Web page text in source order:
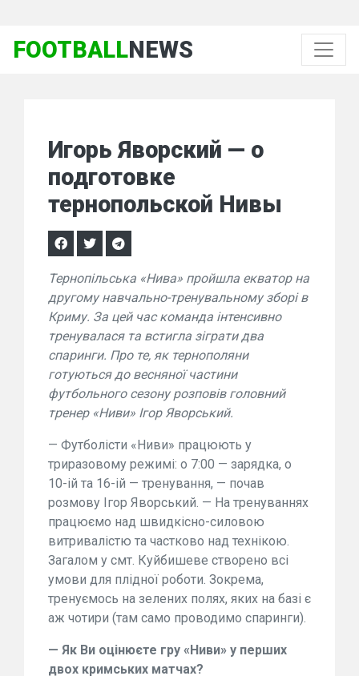
FOOTBALLNEWS
Игорь Яворский — о
подготовке
тернопольской Нивы
Тернопільська «Нива» пройшла екватор на
другому навчально-тренувальному зборі в
Криму. За цей час команда інтенсивно
тренувалася та встигла зіграти два
спаринги. Про те, як тернополяни
готуються до весняної частини
футбольного сезону розповів головний
тренер «Ниви» Ігор Яворський.
— Футболісти «Ниви» працюють у
триразовому режимі: о 7:00 — зарядка, о
10-ій та 16-ій — тренування, — почав
розмову Ігор Яворський. — На тренуваннях
працюємо над швидкісно-силовою
витривалістю та частково над технікою.
Загалом у смт. Куйбишеве створено всі
умови для плідної роботи. Зокрема,
тренуємось на зелених полях, яких на базі є
аж чотири (там само проводимо спаринги).
— Як Ви оцінюєте гру «Ниви» у перших
двох кримських матчах?